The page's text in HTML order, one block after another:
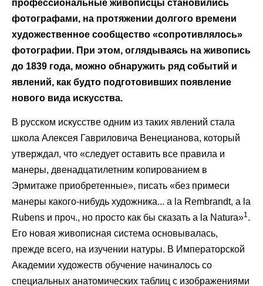
профессиональные живописцы становились
фотографами, на протяжении долгого времени
художественное сообщество «сопротивлялось»
фотографии. При этом, оглядываясь на живопись
до 1839 года, можно обнаружить ряд событий и
явлений, как будто подготовивших появление
нового вида искусства.
В русском искусстве одним из таких явлений стала
школа Алексея Гавриловича Венецианова, который
утверждал, что «следует оставить все правила и
манеры, двенадцатилетним копированием в
Эрмитаже приобретенные», писать «без примеси
манеры какого-нибудь художника... a la Rembrandt, a la
Rubens и проч., но просто как бы сказать a la Natura»1.
Его новая живописная система основывалась,
прежде всего, на изучении натуры. В Императорской
Академии художеств обучение начиналось со
специальных анатомических таблиц с изображениями